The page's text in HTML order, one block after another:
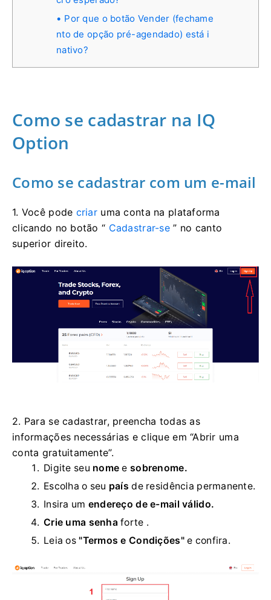
Por que o botão Vender (fechame
nto de opção pré-agendado) está i
nativo?
Como se cadastrar na IQ
Option
Como se cadastrar com um e-mail
1. Você pode criar uma conta na plataforma
clicando no botão “ Cadastrar-se” no canto
superior direito.
2. Para se cadastrar, preencha todas as
informações necessárias e clique em “Abrir uma
conta gratuitamente”.
Digite seu nome esobrenome.
Escolha o seu país de residência permanente.
Insira um endereço de e-mail válido.
Crie uma senha forte .
Leia os"Termos e Condições"e confira.